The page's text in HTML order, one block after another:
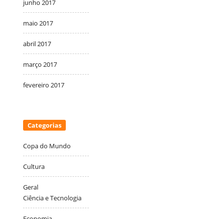
junho 2017
maio 2017
abril 2017
março 2017
fevereiro 2017
Categorias
Copa do Mundo
Cultura
Geral
Ciência e Tecnologia